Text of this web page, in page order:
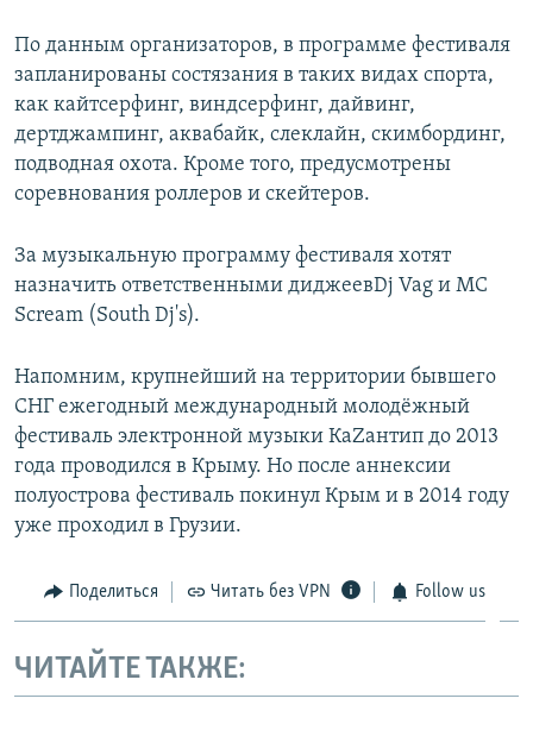
По данным организаторов, в программе фестиваля
запланированы состязания в таких видах спорта,
как кайтсерфинг, виндсерфинг, дайвинг,
дертджампинг, аквабайк, слеклайн, скимбординг,
подводная охота. Кроме того, предусмотрены
соревнования роллеров и скейтеров.
За музыкальную программу фестиваля хотят
назначить ответственными диджеевDj Vag и MC
Scream (South Dj's).
Напомним, крупнейший на территории бывшего
СНГ ежегодный международный молодёжный
фестиваль электронной музыки КаZантип до 2013
года проводился в Крыму. Но после аннексии
полуострова фестиваль покинул Крым и в 2014 году
уже проходил в Грузии.
Поделиться Читать без VPN Follow us
ЧИТАЙТЕ ТАКЖЕ: